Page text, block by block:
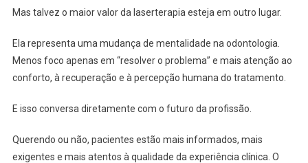
Mas talvez o maior valor da laserterapia esteja em outro lugar.
Ela representa uma mudança de mentalidade na odontologia.
Menos foco apenas em “resolver o problema” e mais atenção ao
conforto, à recuperação e à percepção humana do tratamento.
E isso conversa diretamente com o futuro da profissão.
Querendo ou não, pacientes estão mais informados, mais
exigentes e mais atentos à qualidade da experiência clínica. O